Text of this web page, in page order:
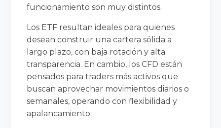
funcionamiento son muy distintos.
Los ETF resultan ideales para quienes
desean construir una cartera sólida a
largo plazo, con baja rotación y alta
transparencia. En cambio, los CFD están
pensados para traders más activos que
buscan aprovechar movimientos diarios o
semanales, operando con flexibilidad y
apalancamiento.